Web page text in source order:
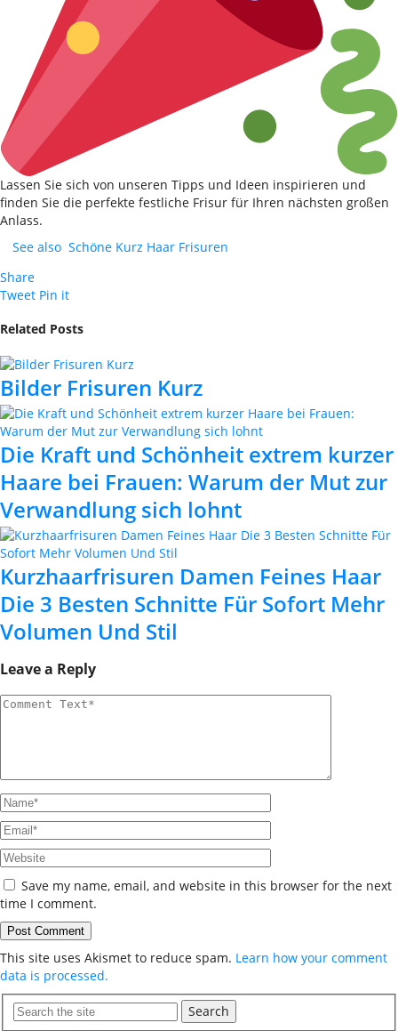
Lassen Sie sich von unseren Tipps und Ideen inspirieren und
finden Sie die perfekte festliche Frisur für Ihren nächsten großen
Anlass.
See also Schöne Kurz Haar Frisuren
Share
Tweet Pin it
Related Posts
Bilder Frisuren Kurz
Die Kraft und Schönheit extrem kurzer
Haare bei Frauen: Warum der Mut zur
Verwandlung sich lohnt
Kurzhaarfrisuren Damen Feines Haar
Die 3 Besten Schnitte Für Sofort Mehr
Volumen Und Stil
Leave a Reply
Save my name, email, and website in this browser for the next
time I comment.
This site uses Akismet to reduce spam. Learn how your comment
data is processed.
Search